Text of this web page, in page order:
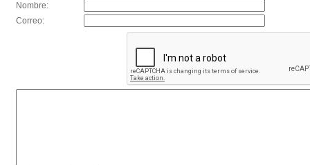
Nombre:
Correo: